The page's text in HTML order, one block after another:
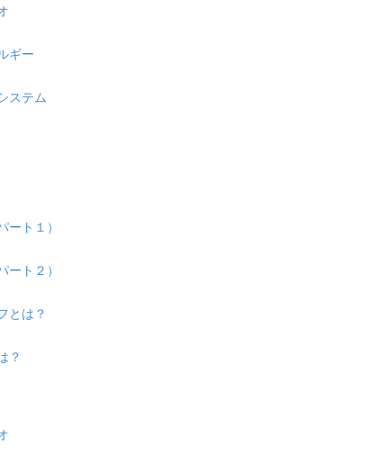
ギー
ステム
ト１）
ト２）
とは？
？